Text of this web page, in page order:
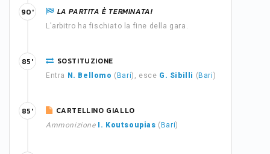
LA PARTITA È TERMINATA!
L'arbitro ha fischiato la fine della gara.
90'
SOSTITUZIONE
Entra N. Bellomo ( Bari), esce G. Sibilli ( Bari)
85'
CARTELLINO GIALLO
Ammonizione I. Koutsoupias ( Bari)
85'